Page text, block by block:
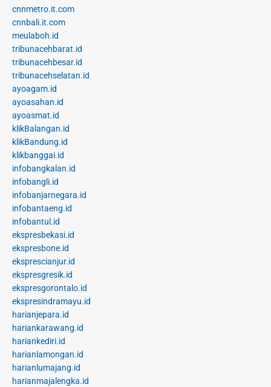
cnnmetro.it.com
cnnbali.it.com
meulaboh.id
tribunacehbarat.id
tribunacehbesar.id
tribunacehselatan.id
ayoagam.id
ayoasahan.id
ayoasmat.id
klikBalangan.id
klikBandung.id
klikbanggai.id
infobangkalan.id
infobangli.id
infobanjarnegara.id
infobantaeng.id
infobantul.id
ekspresbekasi.id
ekspresbone.id
eksprescianjur.id
ekspresgresik.id
ekspresgorontalo.id
ekspresindramayu.id
harianjepara.id
hariankarawang.id
hariankediri.id
harianlamongan.id
harianlumajang.id
harianmajalengka.id